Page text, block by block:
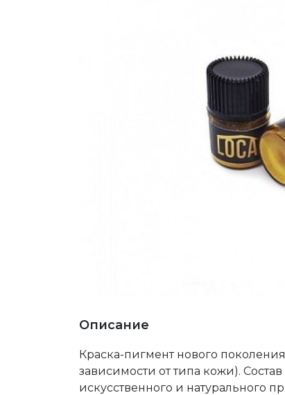
Описание
Краска-пигмент нового
зависимости от типа кожи).
искусственного и натурального